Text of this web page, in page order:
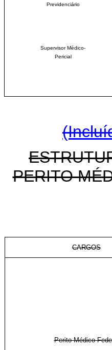
Previdenciário
Supervisor Médico-
Pericial
PERITO
CARGOS
Perito Médico